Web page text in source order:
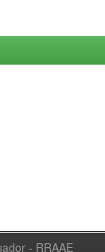
- RRAAE